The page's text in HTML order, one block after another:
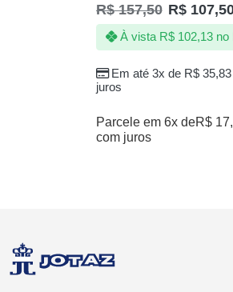
R$157,50 R$
Em até 3x de R$ 35,83
juros
À vista R$ 102,13 no
Parcele em 6x deR$
com juros